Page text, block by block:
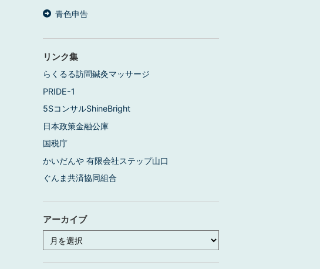
青色申告
リンク集
らくるる訪問鍼灸マッサージ
PRIDE-1
5SコンサルShineBright
日本政策金融公庫
国税庁
かいだんや 有限会社ステップ山口
ぐんま共済協同組合
アーカイブ
ア
ー
カ
イ